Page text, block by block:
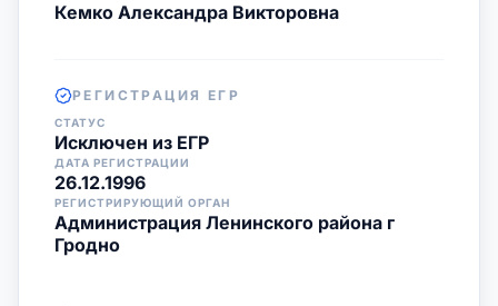
Кемко Александра Викторовна
РЕГИСТРАЦИЯ ЕГР
СТАТУС
Исключен из ЕГР
ДАТА РЕГИСТРАЦИИ
26.12.1996
РЕГИСТРИРУЮЩИЙ ОРГАН
Администрация Ленинского района г
Гродно